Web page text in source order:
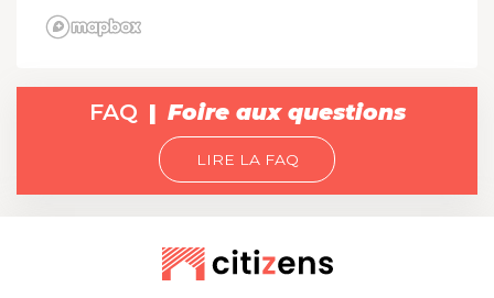
FAQ Foire aux questions
LIRE LA FAQ